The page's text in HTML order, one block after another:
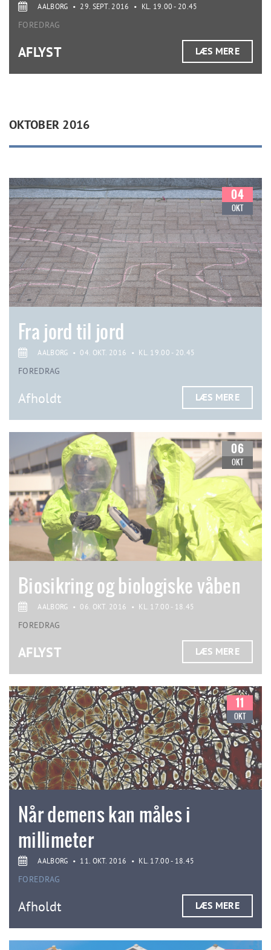
AALBORG • 29. SEPT. 2016 • KL. 19.00 - 20.45
FOREDRAG
AFLYST LÆS MERE
OKTOBER 2016
04
OKT
Fra jord til jord
AALBORG • 04. OKT. 2016 • KL. 19.00 - 20.45
FOREDRAG
Afholdt LÆS MERE
06
OKT
Biosikring og biologiske våben
AALBORG • 06. OKT. 2016 • KL. 17.00 - 18.45
FOREDRAG
AFLYST LÆS MERE
11
OKT
Når demens kan måles i
millimeter
AALBORG • 11. OKT. 2016 • KL. 17.00 - 18.45
FOREDRAG
Afholdt LÆS MERE